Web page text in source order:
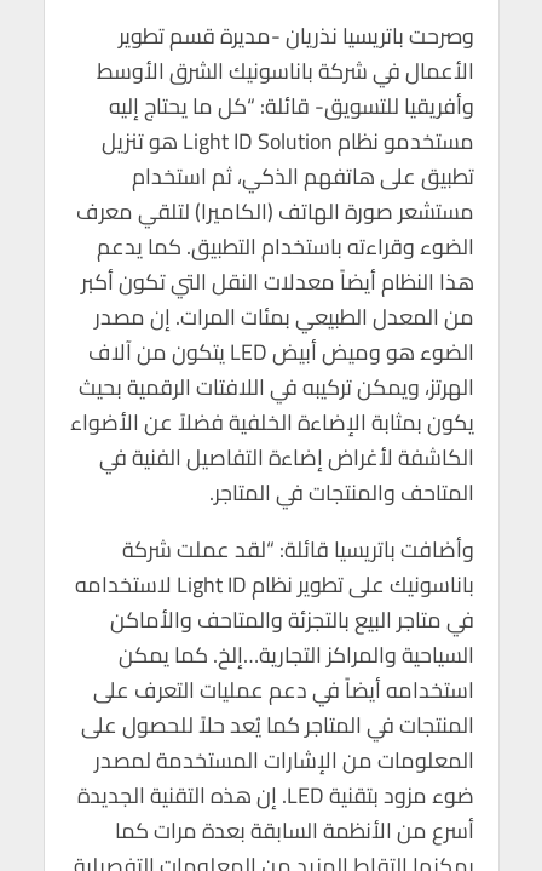
وصرحت باتريسيا نذريان -مديرة قسم تطوير
الأعمال في شركة باناسونيك الشرق الأوسط
وأفريقيا للتسويق- قائلة: “كل ما يحتاج إليه
مستخدمو نظام Light ID Solution هو تنزيل
تطبيق على هاتفهم الذكي، ثم استخدام
مستشعر صورة الهاتف (الكاميرا) لتلقي معرف
الضوء وقراءته باستخدام التطبيق. كما يدعم
هذا النظام أيضاً معدلات النقل التي تكون أكبر
من المعدل الطبيعي بمئات المرات. إن مصدر
الضوء هو وميض أبيض LED يتكون من آلاف
الهرتز، ويمكن تركيبه في اللافتات الرقمية بحيث
يكون بمثابة الإضاءة الخلفية فضلاً عن الأضواء
الكاشفة لأغراض إضاءة التفاصيل الفنية في
المتاحف والمنتجات في المتاجر.
وأضافت باتريسيا قائلة: “لقد عملت شركة
باناسونيك على تطوير نظام Light ID لاستخدامه
في متاجر البيع بالتجزئة والمتاحف والأماكن
السياحية والمراكز التجارية…إلخ. كما يمكن
استخدامه أيضاً في دعم عمليات التعرف على
المنتجات في المتاجر كما يُعد حلاً للحصول على
المعلومات من الإشارات المستخدمة لمصدر
ضوء مزود بتقنية LED. إن هذه التقنية الجديدة
أسرع من الأنظمة السابقة بعدة مرات كما